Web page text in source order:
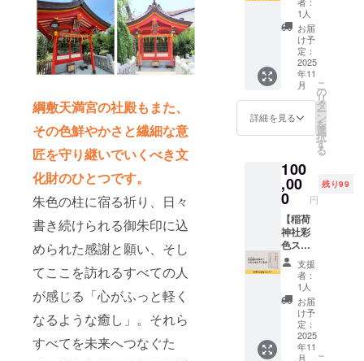
綱敷天満宮の社殿もまた、
その色鮮やかさと繊細な意
匠を守り継いでいくべき文
化財のひとつです。
朱色の柱に宿る祈り、日々
書き続けられる御朱印に込
められた感謝と願い、そし
てここを訪れるすべての人
が感じる「心がふっと軽く
なるような癒し」。それら
すべてを未来へつなぐた
綱敷天
満宮の
さざれ
石常香
炉スポ
ンサー
になれ
る権利
です。
支援者
として
石常香
炉背面
にお名
前と所
在地を
掲載さ
せてい
ただき
ます。
※掲載す
る内容
はメー
ルで確
認させ
ていた
1人
お届
け予
定：
2025
年11
月
詳細を見る
こ
の
リ
タ
ー
ン
を
選
択
す
る
100
,00
0 円
残り99
【稲荷
神社彩
色スポ
ン
サー】
綱敷天
満宮の
稲荷神
社彩色
スポン
サーに
支援
者：
1人
お届
け予
定：
2025
年11
月